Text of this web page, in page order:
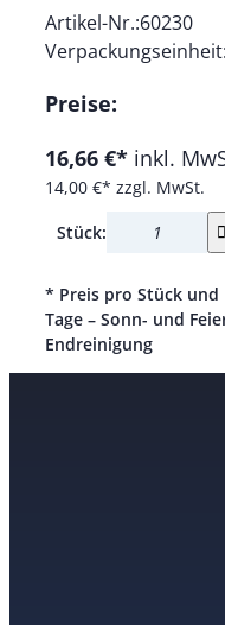
Artikel-Nr.:60230
Verpackungseinheit:
Preise:
16,66 €* inkl.
14,00 €* zzgl. MwSt.
Stück:
* Preis pro Stück
Tage – Sonn- und
Endreinigung